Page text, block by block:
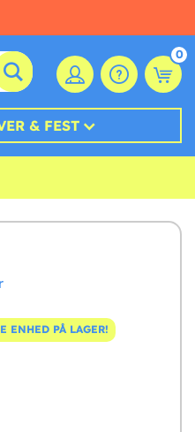
0
& FEST
ENHED PÅ LAGER!